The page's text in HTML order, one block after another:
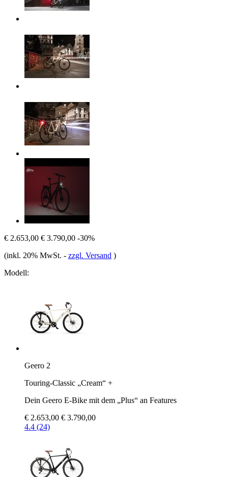
€ 2.653,00 € 3.790,00 -30%
(inkl. 20% MwSt. - zzgl. Versand )
Modell:
Geero 2
Touring-Classic „Cream“ +
Dein Geero E-Bike mit dem „Plus“ an Features
€ 2.653,00 € 3.790,00
4.4 (24)